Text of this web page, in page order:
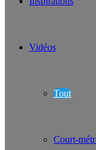
Vidéos
Tout
Court-